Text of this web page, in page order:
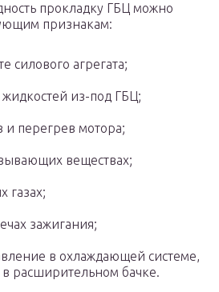
прокладку ГБЦ можно
признакам:
силового агрегата;
из-под ГБЦ;
и перегрев мотора;
веществах;
газах;
зажигания;
в охлаждающей системе,
в расширительном бачке.